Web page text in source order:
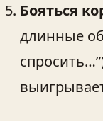
Бояться
длинные